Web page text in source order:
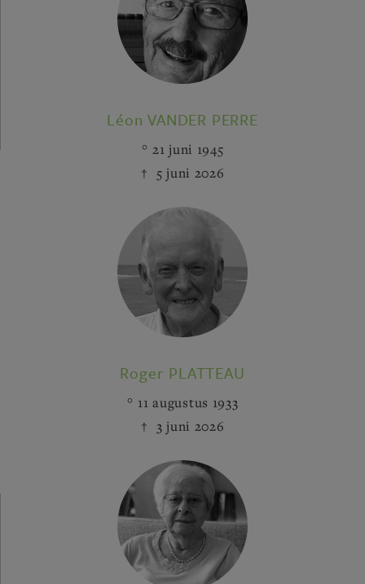
Léon VANDER PERRE
21 juni 1945
5 juni 2026
Roger PLATTEAU
11 augustus 1933
3 juni 2026